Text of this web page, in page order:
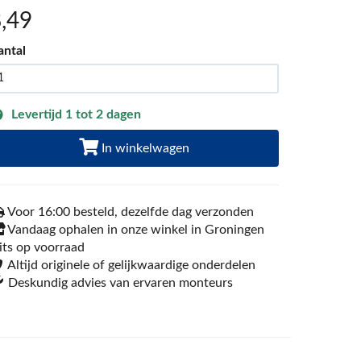
,49
Levertijd 1 tot 2 dagen
In winkelwagen
Voor 16:00 besteld, dezelfde dag verzonden
Vandaag ophalen in onze winkel in Groningen
op voorraad
Altijd originele of gelijkwaardige onderdelen
Deskundig advies van ervaren monteurs